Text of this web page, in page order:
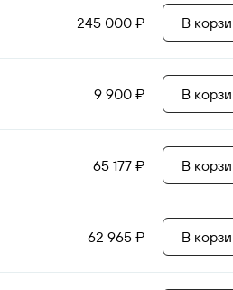
245 000 ₽ В
9 900 ₽ В
65 177 ₽ В
62 965 ₽ В